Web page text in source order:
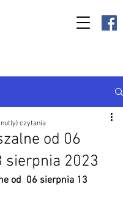
od 06
sierpnia 2023
czytania
od  06 sierpnia 13